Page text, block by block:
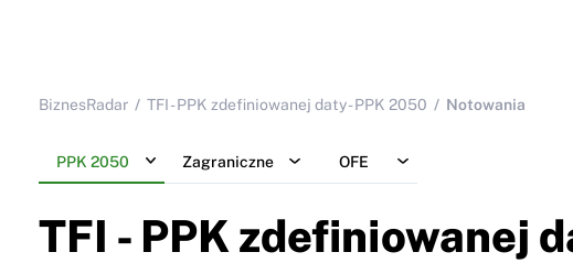
BiznesRadar TFI - PPK zdefiniowanej daty - PPK 2050 Notowania
PPK 2050 Zagraniczne OFE
TFI - PPK zdefiniowanej